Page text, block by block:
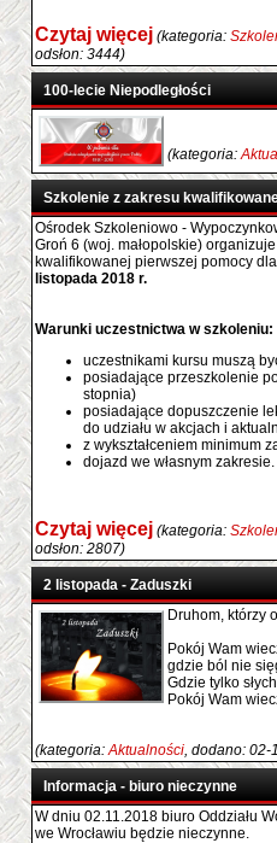
Czytaj więcej (kategoria:
odsłon: 3444)
100-lecie Niepodległości
(kategoria:
Szkolenie z zakresu
Ośrodek Szkoleniowo -
Groń 6 (woj. małopolskie)
kwalifikowanej pierwszej pomocy
listopada 2018 r.
Warunki uczestnictwa w szkoleniu:
uczestnikami kursu muszą
posiadające przeszkolenie
stopnia)
posiadające dopuszczenie
do udziału w akcjach i
z wykształceniem minimum
dojazd we własnym zakresie.
Czytaj więcej (kategoria:
odsłon: 2807)
2 listopada - Zaduszki
Druhom, którzy
Pokój Wam
gdzie ból nie
Gdzie tylko
Pokój Wam
(kategoria:Aktualności, dodano: 02-
Informacja - biuro nieczynne
W dniu 02.11.2018 biuro Oddziału
we Wrocławiu będzie nieczynne.